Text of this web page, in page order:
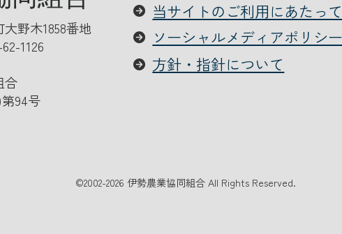
野木1858番地
1126
合
94号
当サイトのご利用にあたって
ソーシャルメディアポリシー
方針・指針について
©2002-2026 伊勢農業協同組合 All Rights Reserved.